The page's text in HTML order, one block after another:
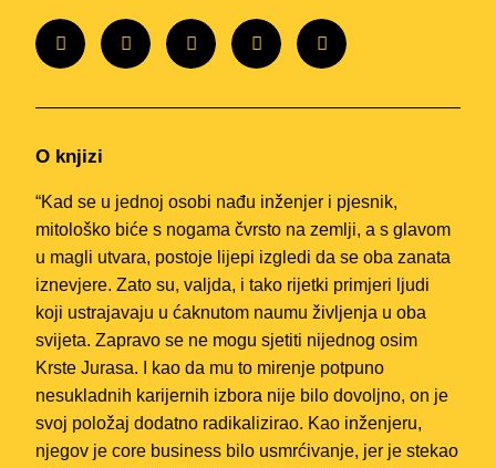
O knjizi
“Kad se u jednoj osobi nađu inženjer i pjesnik,
mitološko biće s nogama čvrsto na zemlji, a s glavom
u magli utvara, postoje lijepi izgledi da se oba zanata
iznevjere. Zato su, valjda, i tako rijetki primjeri ljudi
koji ustrajavaju u ćaknutom naumu življenja u oba
svijeta. Zapravo se ne mogu sjetiti nijednog osim
Krste Jurasa. I kao da mu to mirenje potpuno
nesukladnih karijernih izbora nije bilo dovoljno, on je
svoj položaj dodatno radikalizirao. Kao inženjeru,
njegov je core business bilo usmrćivanje, jer je stekao